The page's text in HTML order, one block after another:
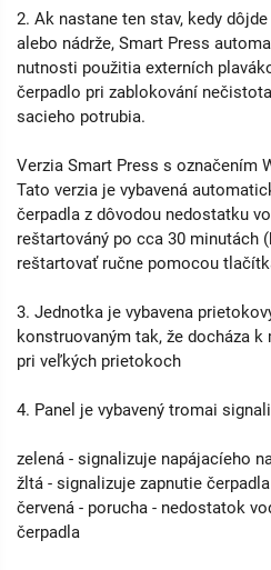
2. Ak nastane ten stav, kedy
alebo nádrže, Smart Press
nutnosti použitia externích
čerpadlo pri zablokování
sacieho potrubia.
Verzia Smart Press s označením
Tato verzia je vybavená
čerpadla z dôvodou nedostatku
reštartováný po cca 30 minutách
reštartovať ručne pomocou
3. Jednotka je vybavena
konstruovaným tak, že docháza
pri veľkých prietokoch
4. Panel je vybavený tromai
zelená - signalizuje napájacíeho
žltá - signalizuje zapnutie čerpadla
červená - porucha - nedostatok
čerpadla